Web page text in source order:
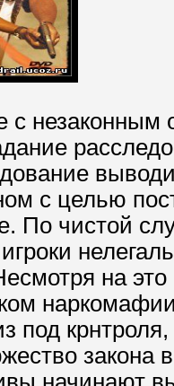
с
с целью
По чистой
на
под
закона